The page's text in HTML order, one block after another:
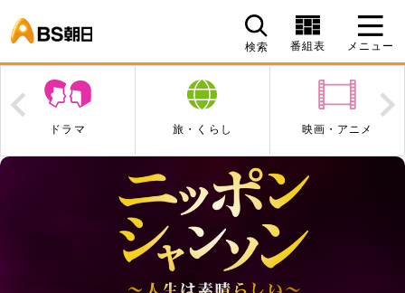
検索 番組表 メニュー
ドラマ 旅・くらし 映画・アニメ
Prev